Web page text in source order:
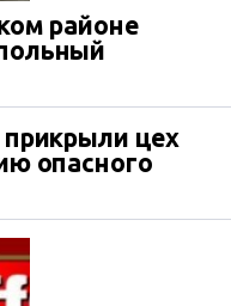
районе
прикрыли цех
опасного